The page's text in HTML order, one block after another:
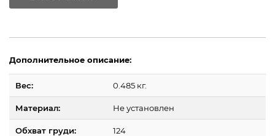
Дополнительное описание:
Вес: 0.485 кг.
Материал: Не установлен
Обхват груди: 124